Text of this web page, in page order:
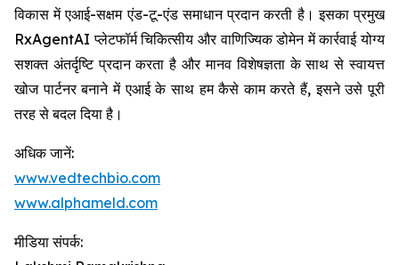
विकास में एआई-सक्षम एंड-टू-एंड समाधान प्रदान करती है। इसका प्रमुख
RxAgentAI प्लेटफॉर्म चिकित्सीय और वाणिज्यिक डोमेन में कार्रवाई योग्य
सशक्त अंतर्दृष्टि प्रदान करता है और मानव विशेषज्ञता के साथ से स्वायत्त
खोज पार्टनर बनाने में एआई के साथ हम कैसे काम करते हैं, इसने उसे पूरी
तरह से बदल दिया है।
अधिक जानें:
www.vedtechbio.com
www.alphameld.com
मीडिया संपर्क: